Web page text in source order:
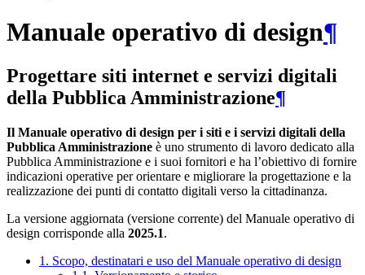
Manuale operativo di design¶
Progettare siti internet e servizi digitali
della Pubblica Amministrazione¶
Il Manuale operativo di design per i siti e i servizi digitali della
Pubblica Amministrazione è uno strumento di lavoro dedicato alla
Pubblica Amministrazione e i suoi fornitori e ha l’obiettivo di fornire
indicazioni operative per orientare e migliorare la progettazione e la
realizzazione dei punti di contatto digitali verso la cittadinanza.
La versione aggiornata (versione corrente) del Manuale operativo di
design corrisponde alla 2025.1.
1. Scopo, destinatari e uso del Manuale operativo di design